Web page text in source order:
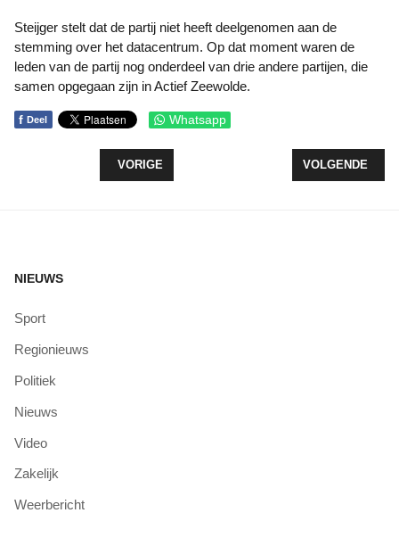
Steijger stelt dat de partij niet heeft deelgenomen aan de
stemming over het datacentrum. Op dat moment waren de
leden van de partij nog onderdeel van drie andere partijen, die
samen opgegaan zijn in Actief Zeewolde.
f Deel Whatsapp
VORIG ARTIKEL: VIJF ZEEWOLDENAREN
VORIGE VOLGENDE
VOLGENDE
NIEUWS
Sport
Regionieuws
Politiek
Nieuws
Video
Zakelijk
Weerbericht